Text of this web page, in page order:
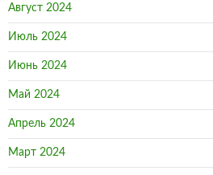
Август 2024
Июль 2024
Июнь 2024
Май 2024
Апрель 2024
Март 2024